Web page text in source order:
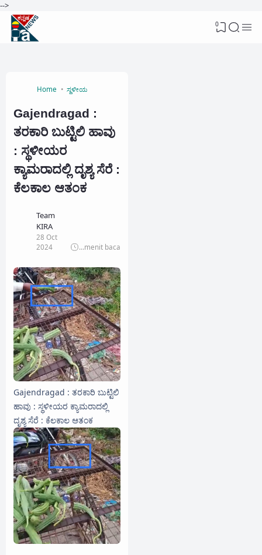
-->
0
Home ಸ್ಥಳೀಯ
Gajendragad :
ತರಕಾರಿ ಬುಟ್ಟಿಲಿ ಹಾವು
: ಸ್ಥಳೀಯರ
ಕ್ಯಾಮರಾದಲ್ಲಿ ದೃಶ್ಯ ಸೆರೆ :
ಕೆಲಕಾಲ ಆತಂಕ
Team
KIRA
28 Oct
2024
...menit baca
Gajendragad : ತರಕಾರಿ ಬುಟ್ಟಿಲಿ
ಹಾವು : ಸ್ಥಳೀಯರ ಕ್ಯಾಮರಾದಲ್ಲಿ
ದೃಶ್ಯ ಸೆರೆ : ಕೆಲಕಾಲ ಆತಂಕ